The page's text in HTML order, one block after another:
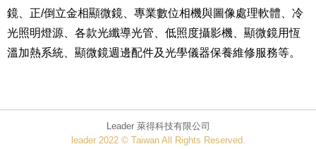
鏡、正/倒立金相顯微鏡、專業數位相機與圖像處理軟體、冷
光照明燈源、各款光纖導光管、低照度攝影機、顯微鏡用恆
溫加熱系統、顯微鏡週邊配件及光學儀器保養維修服務等。
Leader 萊得科技有限公司
leader 2022 © Taiwan All Rights Reserved.